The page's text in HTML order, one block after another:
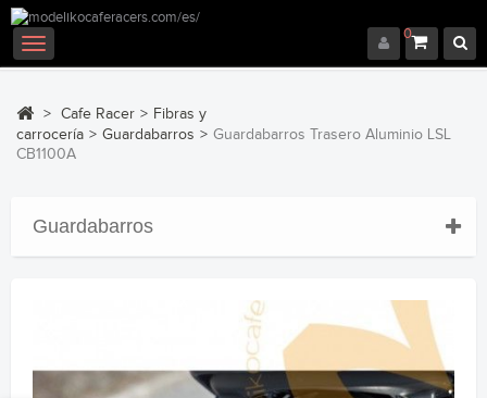
0
Navegación
Toggle
> Cafe Racer > Fibras y
carrocería > Guardabarros > Guardabarros Trasero Aluminio LSL
CB1100A
Guardabarros